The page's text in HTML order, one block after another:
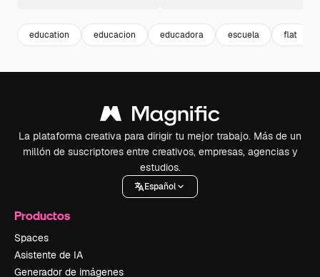
education educacion educadora escuela flat
La plataforma creativa para dirigir tu mejor trabajo. Más de un
millón de suscriptores entre creativos, empresas, agencias y
estudios.
Español
Productos
Spaces
Asistente de IA
Generador de imágenes